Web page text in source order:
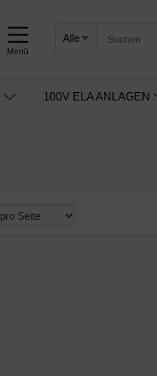
Menü
100V ELA ANLAGEN